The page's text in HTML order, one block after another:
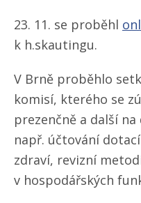
23. 11. se proběhl
k h.skautingu.
V Brně proběhlo
komisí, kterého se
prezenčně a další
např. účtování
zdraví, revizní
v hospodářských